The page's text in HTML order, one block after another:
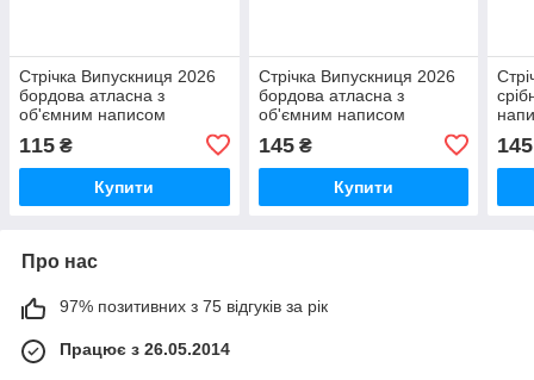
Стрічка Випускниця 2026
бордова атласна з
об'ємним написом
115 ₴
Купити
Стрічка Випускниця 2026
бордова атласна з
об'ємним написом
145₴
Купити
145
Про нас
97% позитивних з 75 відгуків за рік
Працює з 26.05.2014